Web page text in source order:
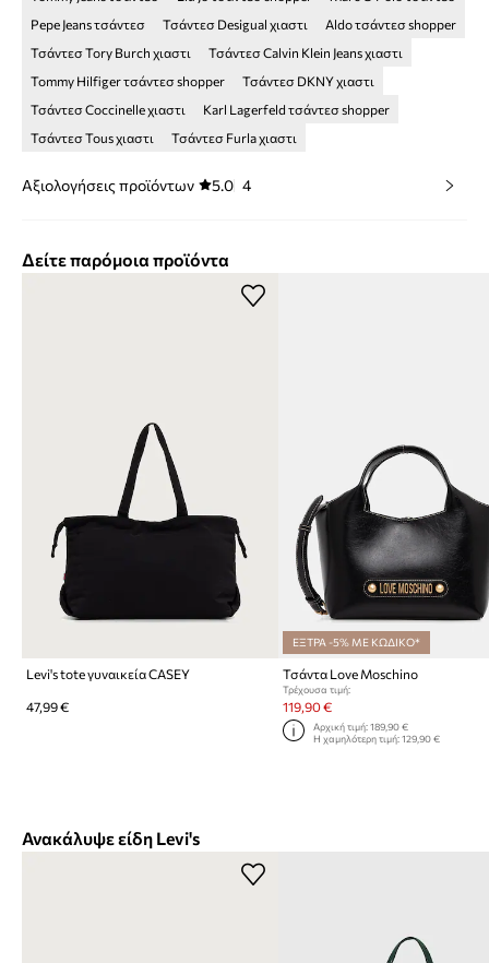
Pepe Jeans τσάντεσ
Τσάντεσ Desigual χιαστι
Aldo τσάντεσ shopper
Τσάντεσ Tory Burch χιαστι
Τσάντεσ Calvin Klein Jeans χιαστι
Tommy Hilfiger τσάντεσ shopper
Τσάντεσ DKNY χιαστι
Τσάντεσ Coccinelle χιαστι
Karl Lagerfeld τσάντεσ shopper
Τσάντεσ Tous χιαστι
Τσάντεσ Furla χιαστι
Αξιολογήσεις προϊόντων 5.0 4
Δείτε παρόμοια προϊόντα
Levi's tote γυναικεία CASEY
47,99 €
ΕΞΤΡΑ -5% ΜΕ ΚΩΔΙΚΟ*
Τσάντα Love Moschino
Τρέχουσα τιμή:
119,90 €
Αρχική τιμή: 189,90 €
Η χαμηλότερη τιμή: 129,90 €
Ανακάλυψε είδη Levi's